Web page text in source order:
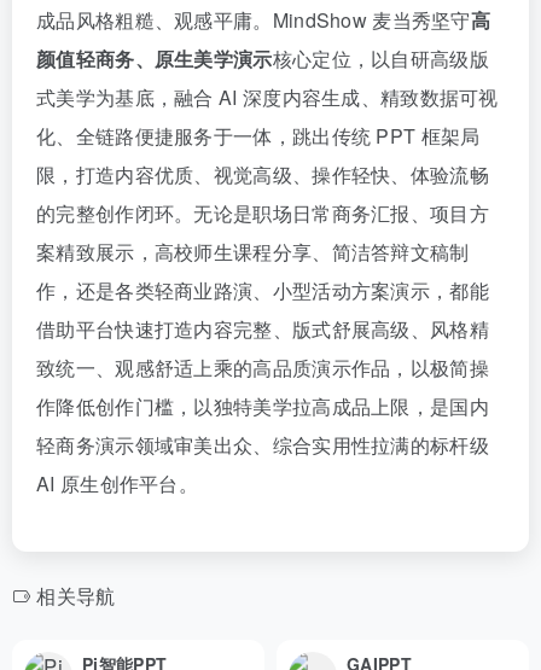
成品风格粗糙、观感平庸。MindShow 麦当秀坚守高
颜值轻商务、原生美学演示核心定位，以自研高级版
式美学为基底，融合 AI 深度内容生成、精致数据可视
化、全链路便捷服务于一体，跳出传统 PPT 框架局
限，打造内容优质、视觉高级、操作轻快、体验流畅
的完整创作闭环。无论是职场日常商务汇报、项目方
案精致展示，高校师生课程分享、简洁答辩文稿制
作，还是各类轻商业路演、小型活动方案演示，都能
借助平台快速打造内容完整、版式舒展高级、风格精
致统一、观感舒适上乘的高品质演示作品，以极简操
作降低创作门槛，以独特美学拉高成品上限，是国内
轻商务演示领域审美出众、综合实用性拉满的标杆级
AI 原生创作平台。
相关导航
Pi智能PPT GAIPPT